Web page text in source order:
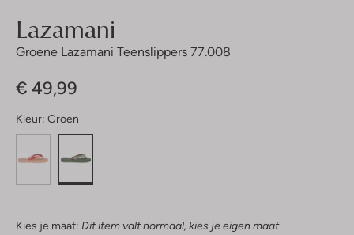
Lazamani
Groene Lazamani Teenslippers 77.008
€ 49,99
Kleur: Groen
Kies je maat: Dit item valt normaal, kies je eigen maat